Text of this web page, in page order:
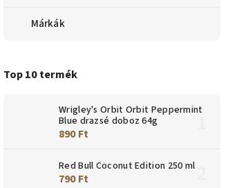
Márkák
Top 10 termék
Wrigley's Orbit Orbit Peppermint
Blue drazsé doboz 64g
890 Ft
Red Bull Coconut Edition 250 ml
790 Ft